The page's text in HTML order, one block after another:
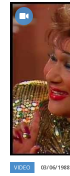
VIDEO 03/06/1988